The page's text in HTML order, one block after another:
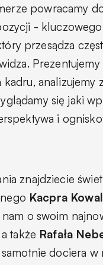
powracamy
-
przesądza
kadru, analizujemy
się jaki
i
znajdziecie
Kacpra
o swoim
także Rafała
dociera w